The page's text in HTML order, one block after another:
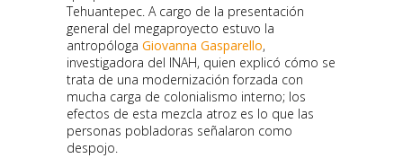
Tehuantepec. A cargo de la presentación
general del megaproyecto estuvo la
antropóloga Giovanna Gasparello,
investigadora del INAH, quien explicó cómo se
trata de una modernización forzada con
mucha carga de colonialismo interno; los
efectos de esta mezcla atroz es lo que las
personas pobladoras señalaron como
despojo.